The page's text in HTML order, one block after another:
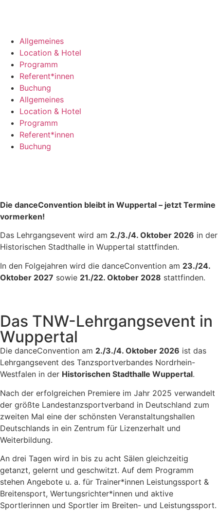
Allgemeines
Location & Hotel
Programm
Referent*innen
Buchung
Allgemeines
Location & Hotel
Programm
Referent*innen
Buchung
Die danceConvention bleibt in Wuppertal – jetzt Termine
vormerken!
Das Lehrgangsevent wird am 2./3./4. Oktober 2026 in der
Historischen Stadthalle in Wuppertal stattfinden.
In den Folgejahren wird die danceConvention am 23./24.
Oktober 2027 sowie 21./22. Oktober 2028 stattfinden.
Das TNW-Lehrgangsevent in
Wuppertal
Die danceConvention am 2./3./4. Oktober 2026 ist das
Lehrgangsevent des Tanzsportverbandes Nordrhein-
Westfalen in der Historischen Stadthalle Wuppertal.
Nach der erfolgreichen Premiere im Jahr 2025 verwandelt
der größte Landestanzsportverband in Deutschland zum
zweiten Mal eine der schönsten Veranstaltungshallen
Deutschlands in ein Zentrum für Lizenzerhalt und
Weiterbildung.
An drei Tagen wird in bis zu acht Sälen gleichzeitig
getanzt, gelernt und geschwitzt. Auf dem Programm
stehen Angebote u. a. für Trainer*innen Leistungssport &
Breitensport, Wertungsrichter*innen und aktive
Sportlerinnen und Sportler im Breiten- und Leistungssport.